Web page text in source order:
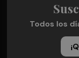
Todos los